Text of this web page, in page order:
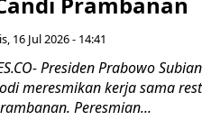
16 Jul 2026 - 14:41
Presiden Prabowo
meresmikan kerja sama
Peresmian...